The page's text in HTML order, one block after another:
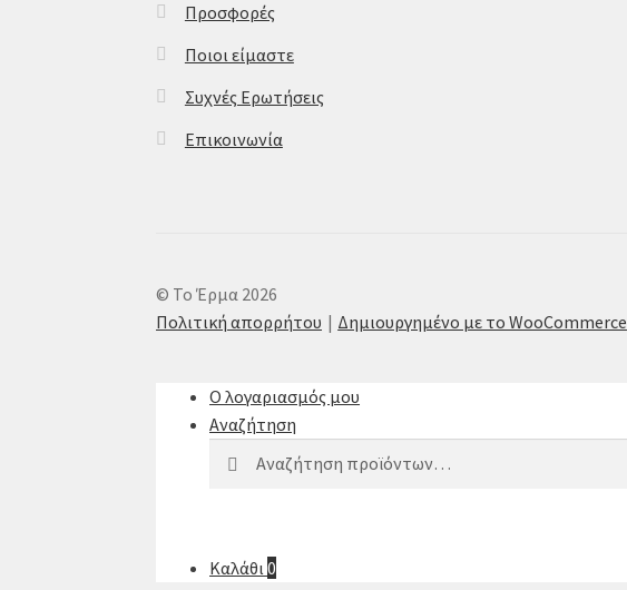
Προσφορές
Ποιοι είμαστε
Συχνές Ερωτήσεις
Επικοινωνία
© Το Έρμα 2026
Πολιτική απορρήτου
Δημιουργημένο με το WooCommerce
Ο λογαριασμός μου
Αναζήτηση
Αναζήτηση
Καλάθι0